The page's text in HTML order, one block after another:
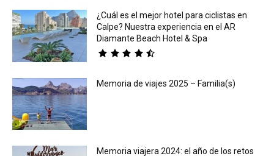
¿Cuál es el mejor hotel para ciclistas en
Calpe? Nuestra experiencia en el AR
Diamante Beach Hotel & Spa
Memoria de viajes 2025 – Familia(s)
Memoria viajera 2024: el año de los retos